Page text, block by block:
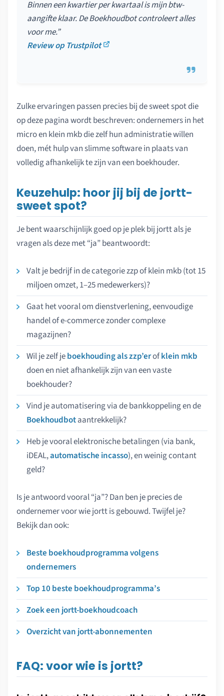
Binnen een kwartier per kwartaal is mijn btw-
aangifte klaar. De Boekhoudbot controleert alles
voor me.”
Review op Trustpilot
Zulke ervaringen passen precies bij de sweet spot die
op deze pagina wordt beschreven: ondernemers in het
micro en klein mkb die zelf hun administratie willen
doen, mét hulp van slimme software in plaats van
volledig afhankelijk te zijn van een boekhouder.
Keuzehulp: hoor jij bij de jortt-
sweet spot?
Je bent waarschijnlijk goed op je plek bij jortt als je
vragen als deze met “ja” beantwoordt:
Valt je bedrijf in de categorie zzp of klein mkb (tot 15
miljoen omzet, 1–25 medewerkers)?
Gaat het vooral om dienstverlening, eenvoudige
handel of e-commerce zonder complexe
magazijnen?
Wil je zelf jeboekhouding als zzp’erofklein mkb
doen en niet afhankelijk zijn van een vaste
boekhouder?
Vind je automatisering via de bankkoppeling en de
Boekhoudbotaantrekkelijk?
Heb je vooral elektronische betalingen (via bank,
iDEAL,automatische incasso), en weinig contant
geld?
Is je antwoord vooral “ja”? Dan ben je precies de
ondernemer voor wie jortt is gebouwd. Twijfel je?
Bekijk dan ook:
Beste boekhoudprogramma volgens
ondernemers
Top 10 beste boekhoudprogramma’s
Zoek een jortt-boekhoudcoach
Overzicht van jortt-abonnementen
FAQ: voor wie is jortt?